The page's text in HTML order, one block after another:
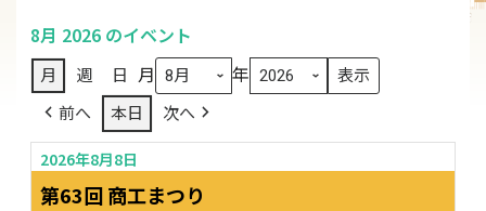
8月 2026 のイベント
月 週 日 月 年
前へ 本日 次へ
2026年8月8日
第63回 商工まつり